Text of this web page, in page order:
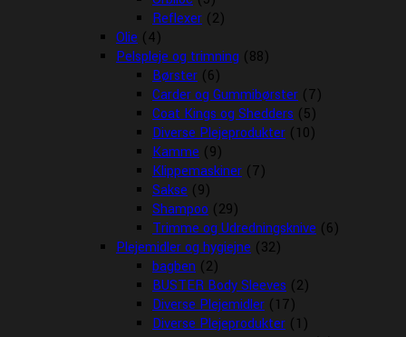
Reflexer (2)
Olie (4)
Pelspleje og trimning (88)
Børster (6)
Carder og Gummibørster (7)
Coat Kings og Shedders (5)
Diverse Plejeprodukter (10)
Kamme (9)
Klippemaskiner (7)
Sakse (9)
Shampoo (29)
Trimme og Udredningsknive (6)
Plejemidler og hygiejne (32)
bagben (2)
BUSTER Body Sleeves (2)
Diverse Plejemidler (17)
Diverse Plejeprodukter (1)